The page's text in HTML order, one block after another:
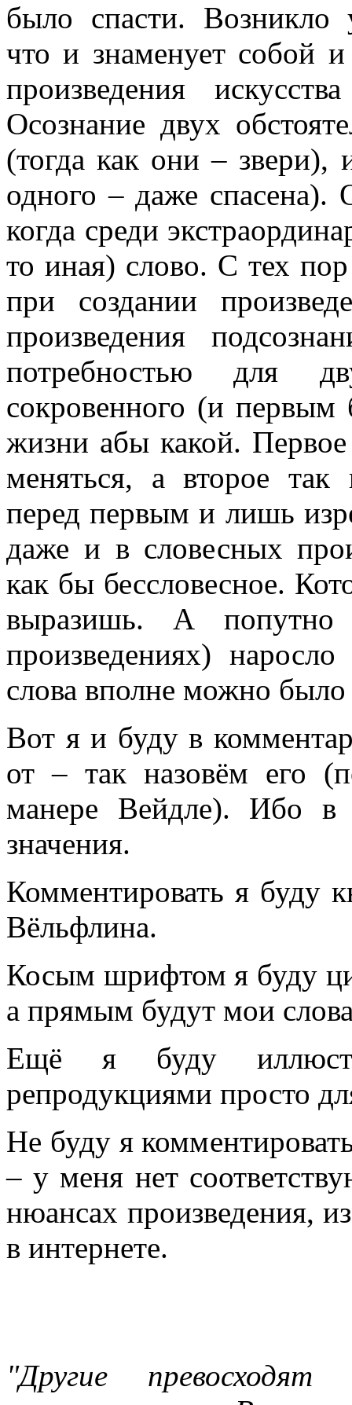
было спасти.
что и знаменует собой и
произведения
Осознание двух
(тогда как они – звери),
одного – даже спасена).
когда среди
то иная) слово. С тех
при создании
произведения
потребностью для
сокровенного (и
жизни абы какой. Первое
меняться, а второе так
перед первым и лишь
даже и в словесных
как бы бессловесное.
выразишь. А
произведениях)
слова вполне можно было
Вот я и буду в
от – так назовём его
манере Вейдле). Ибо в
значения.
Комментировать я буду
Вёльфлина.
Косым шрифтом я буду
а прямым будут мои
Ещё я буду
репродукциями просто
Не буду я
– у меня нет
нюансах произведения,
в интернете.
"Другие превосходят